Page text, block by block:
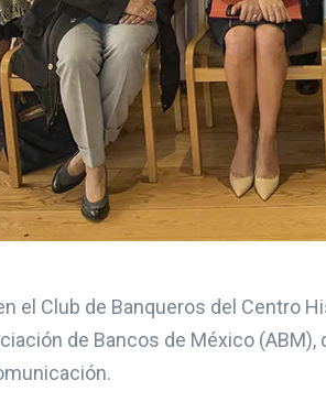
el Club de Banqueros del Centro
de Bancos de México